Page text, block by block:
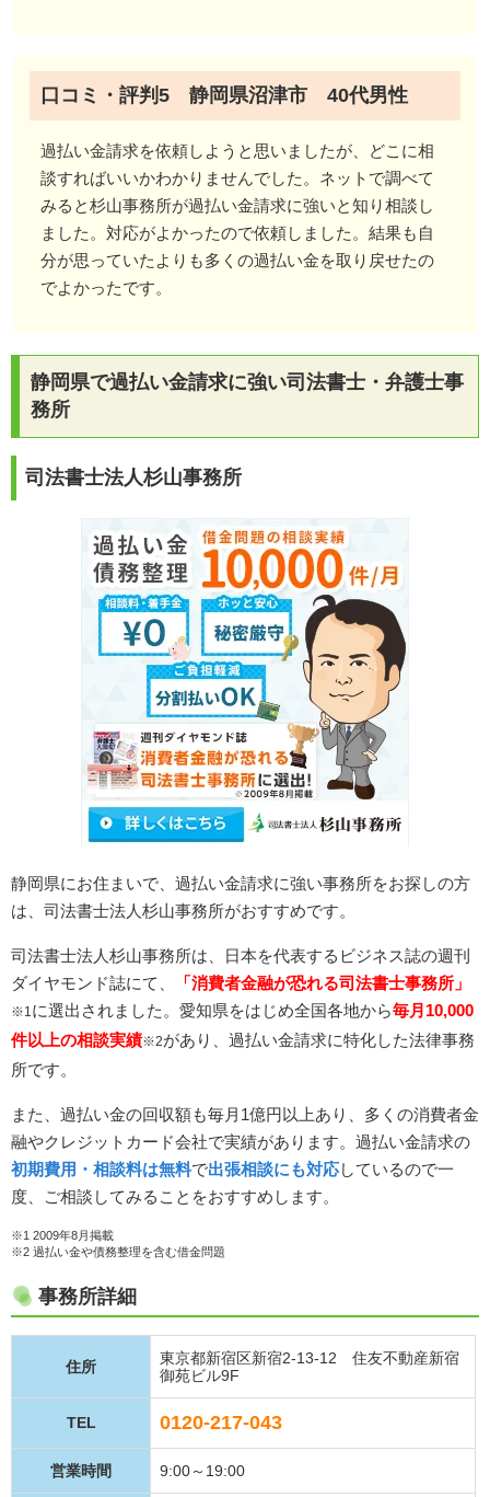
口コミ・評判5 静岡県沼津市 40代男性
過払い金請求を依頼しようと思いましたが、どこに相
談すればいいかわかりませんでした。ネットで調べて
みると杉山事務所が過払い金請求に強いと知り相談し
ました。対応がよかったので依頼しました。結果も自
分が思っていたよりも多くの過払い金を取り戻せたの
でよかったです。
静岡県で過払い金請求に強い司法書士・弁護士事
務所
司法書士法人杉山事務所
静岡県にお住まいで、過払い金請求に強い事務所をお探しの方
は、司法書士法人杉山事務所がおすすめです。
司法書士法人杉山事務所は、日本を代表するビジネス誌の週刊
ダイヤモンド誌にて、
「消費者金融が恐れる司法書士事務所」
※1に選出されました。愛知県をはじめ全国各地から毎月10,000
件以上の相談実績※2があり、過払い金請求に特化した法律事務
所です。
また、過払い金の回収額も毎月1億円以上あり、多くの消費者金
融やクレジットカード会社で実績があります。過払い金請求の
初期費用・相談料は無料で出張相談にも対応しているので一
度、ご相談してみることをおすすめします。
※1 2009年8月掲載
※2 過払い金や債務整理を含む借金問題
事務所詳細
住所
東京都新宿区新宿2-13-12 住友不動産新宿
御苑ビル9F
TEL 0120-217-043
営業時間 9:00～19:00